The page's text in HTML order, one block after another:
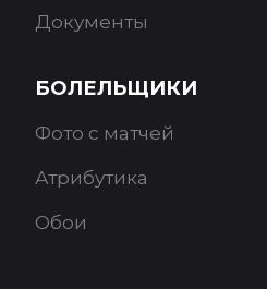
Документы
БОЛЕЛЬЩИКИ
Фото с матчей
Атрибутика
Обои